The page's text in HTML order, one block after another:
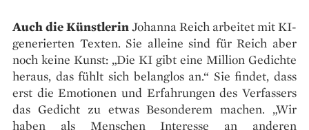
Auch die KünstlerinJohanna Reich arbeitet mit KI-
generierten Texten. Sie alleine sind für Reich aber
noch keine Kunst: „Die KI gibt eine Million Gedichte
heraus, das fühlt sich belanglos an.“ Sie findet, dass
erst die Emotionen und Erfahrungen des Verfassers
das Gedicht zu etwas Besonderem machen. „Wir
haben als Menschen Interesse an anderen